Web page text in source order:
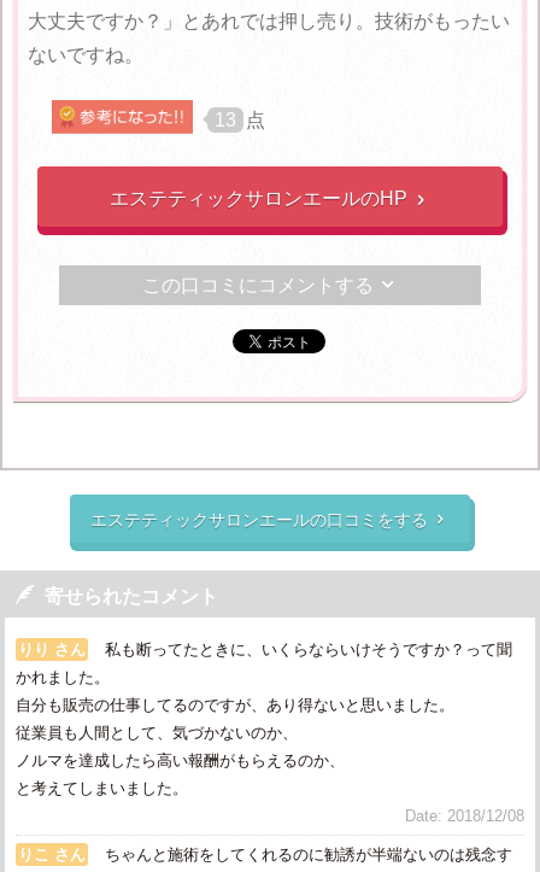
大丈夫ですか？」とあれでは押し売り。技術がもったい
ないですね。
13 点
エステティックサロンエールのHP 
この口コミにコメントする 
エステティックサロンエールの口コミをする 
 寄せられたコメント
りり さん
私も断ってたときに、いくらならいけそうですか？って聞
かれました。
自分も販売の仕事してるのですが、あり得ないと思いました。
従業員も人間として、気づかないのか、
ノルマを達成したら高い報酬がもらえるのか、
と考えてしまいました。
Date: 2018/12/08
りこ さん
ちゃんと施術をしてくれるのに勧誘が半端ないのは残念す